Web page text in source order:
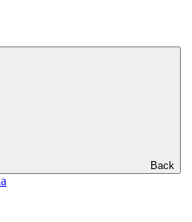
Back